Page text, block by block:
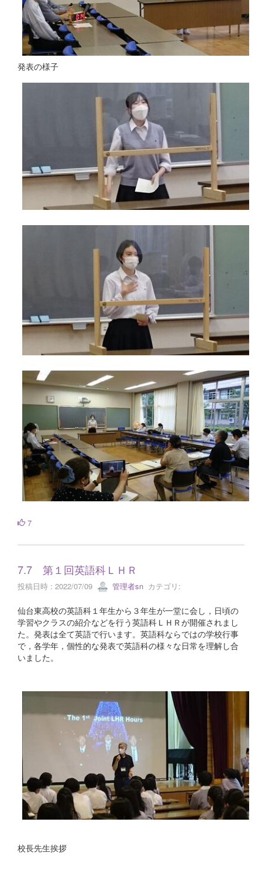
発表の様子
7
7.7 第１回英語科ＬＨＲ
投稿日時 : 2022/07/09 管理者sn カテゴリ:
仙台東高校の英語科１年生から３年生が一堂に会し，日頃の
学習やクラスの紹介などを行う英語科ＬＨＲが開催されまし
た。発表は全て英語で行います。英語科ならではの学校行事
で，各学年，個性的な発表で英語科の様々な日常を理解し合
いました。
校長先生挨拶